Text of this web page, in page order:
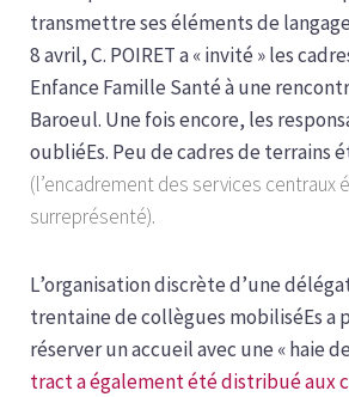
transmettre ses éléments de
8 avril, C. POIRET a « invité » les
Enfance Famille Santé à une
Baroeul. Une fois encore, les
oubliéEs. Peu de cadres de terrains
(l’encadrement des services centraux
surreprésenté).
L’organisation discrète d’une
trentaine de collègues mobiliséEs a
réserver un accueil avec une « haie
tract a également été distribué aux